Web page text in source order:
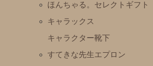
ばけばけばけばけばけたくん
ぺんぎんたいそう
くませんせい
tupera tupera（しろくまのパンツ）
ほんちゃる。セレクトギフト
キャラックス
キャラクター靴下
すてきな先生エプロン